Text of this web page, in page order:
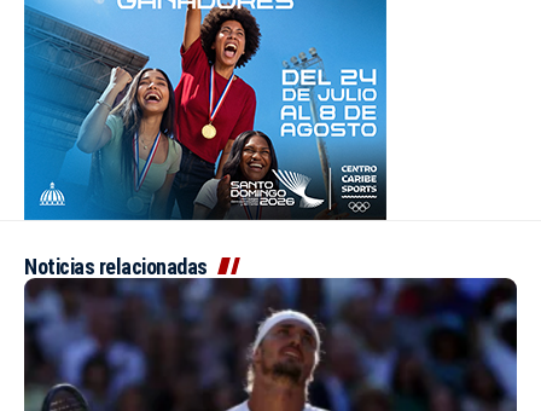
Noticias relacionadas